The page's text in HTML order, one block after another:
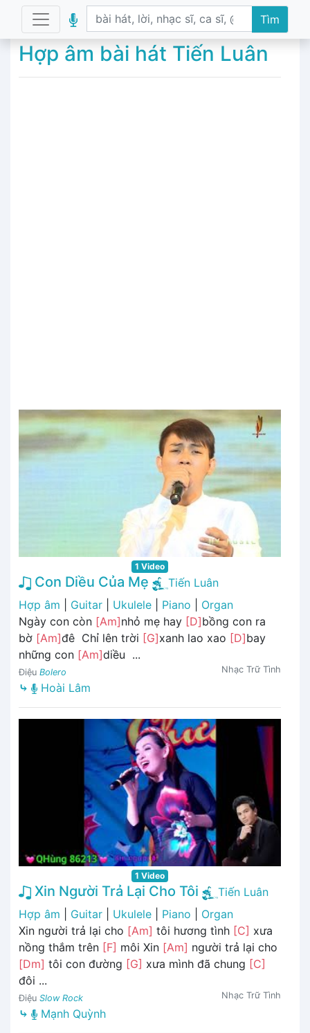
Tìm
Hợp âm bài hát Tiến Luân
1 Video
Con Diều Của Mẹ
Tiến Luân
Hợp âm
Guitar Ukulele Piano
Organ
Ngày con còn [Am]nhỏ mẹ hay [D]bồng con ra
bờ [Am]đê Chỉ lên trời [G]xanh lao xao [D]bay
những con [Am]diều ...
Điệu Bolero Nhạc Trữ Tình
⤷ Hoài Lâm
1 Video
Xin Người Trả Lại Cho Tôi
Tiến Luân
Hợp âm
Guitar Ukulele Piano
Organ
Xin người trả lại cho [Am] tôi hương tình [C] xưa
nồng thắm trên [F] môi Xin [Am] người trả lại cho
[Dm] tôi con đường [G] xưa mình đã chung [C]
đôi ...
Điệu Slow Rock Nhạc Trữ Tình
⤷ Mạnh Quỳnh